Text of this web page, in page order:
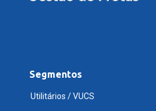
Segmentos
Utilitários / VUCS